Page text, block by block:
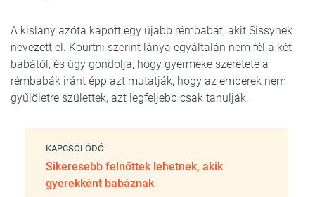
A kislány azóta kapott egy újabb rémbabát, akit Sissynek
nevezett el. Kourtni szerint lánya egyáltalán nem fél a két
babától, és úgy gondolja, hogy gyermeke szeretete a
rémbabák iránt épp azt mutatják, hogy az emberek nem
gyűlöletre születtek, azt legfeljebb csak tanulják.
KAPCSOLÓDÓ:
Sikeresebb felnőttek lehetnek, akik
gyerekként babáznak